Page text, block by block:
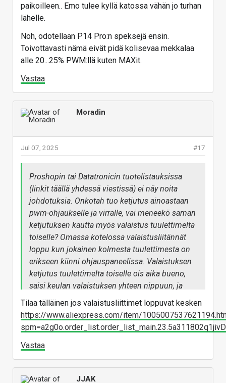
paikoilleen.. Emo tulee kyllä katossa vähän jo turhan
lähelle.
Noh, odotellaan P14 Pro:n speksejä ensin.
Toivottavasti nämä eivät pidä kolisevaa mekkalaa
alle 20...25% PWM:llä kuten MAXit.
Vastaa
Moradin
#17
Jul 07, 2025
Proshopin tai Datatronicin tuotelistauksissa
(linkit täällä yhdessä viestissä) ei näy noita
johdotuksia. Onkotah tuo ketjutus ainoastaan
pwm-ohjaukselle ja virralle, vai meneekö saman
ketjutuksen kautta myös valaistus tuulettimelta
toiselle? Omassa kotelossa valaistusliitännät
loppu kun jokainen kolmesta tuulettimesta on
erikseen kiinni ohjauspaneelissa. Valaistuksen
ketjutus tuulettimelta toiselle ois aika bueno,
saisi keulan valaistuksen yhteen nippuun, ja
vapautuvaan liitäntään sitten näytönohjaimen
valaistuksen...
Tilaa tälläinen jos valaistusliittimet loppuvat kesken
https://www.aliexpress.com/item/
spm=a2g0o.order_list.order_list_main.23.5a311802q1jivD
Vastaa
JJAK